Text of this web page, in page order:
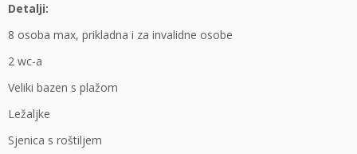
Detalji:
8 osoba max, prikladna i za invalidne osobe
2 wc-a
Veliki bazen s plažom
Ležaljke
Sjenica s roštiljem